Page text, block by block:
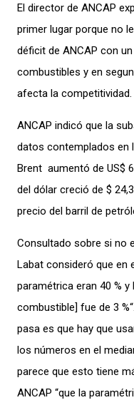
El director de ANCAP
primer lugar porque no
déficit de ANCAP con
combustibles y en
afecta la competitividad.
ANCAP indicó que la
datos contemplados en
Brent aumentó de US$
del dólar creció de $
precio del barril de
Consultado sobre si no
Labat consideró que en
paramétrica eran 40 %
combustible] fue de 3
pasa es que hay que
los números en el
parece que esto tiene
ANCAP “que la